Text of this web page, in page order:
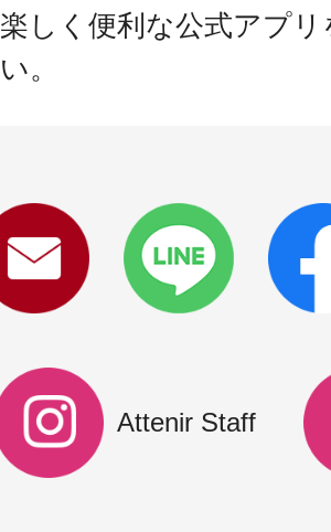
楽しく便利な公式アプ
い。
Attenir Staff